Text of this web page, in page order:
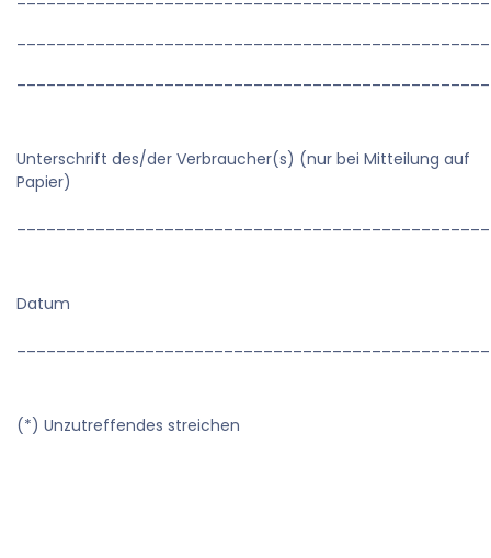
Unterschrift des/der Verbraucher(s) (nur bei Mitteilung auf
Papier)
Datum
(*) Unzutreffendes streichen